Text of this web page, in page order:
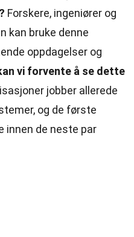
Forskere, ingeniører og
kan bruke denne
oppdagelser og
vi forvente å se dette
jobber allerede
og de første
innen de neste par